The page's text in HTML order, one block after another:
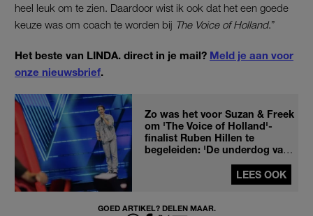
heel leuk om te zien. Daardoor wist ik ook dat het een goede
keuze was om coach te worden bij The Voice of Holland.”
Het beste van LINDA. direct in je mail? Meld je aan voor
onze nieuwsbrief.
Zo was het voor Suzan & Freek
om 'The Voice of Holland'-
finalist Ruben Hillen te
begeleiden: 'De underdog van
LEES OOK
GOED ARTIKEL? DELEN MAAR.